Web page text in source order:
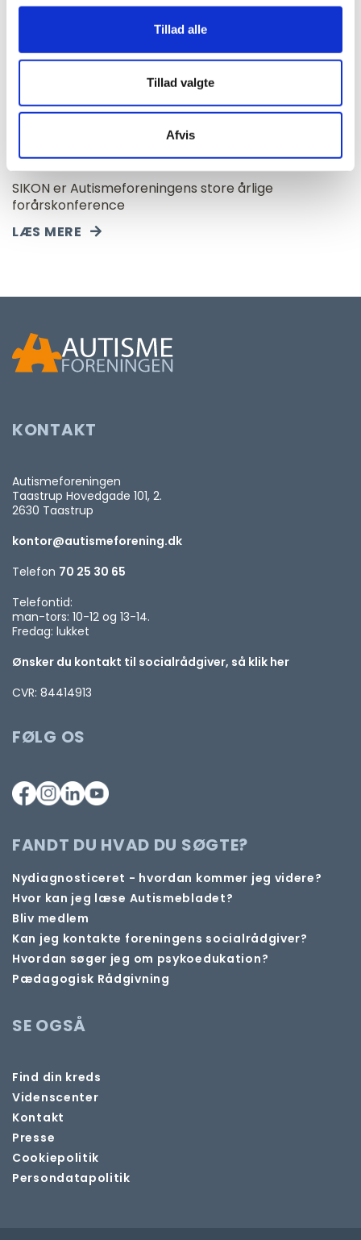
Tillad alle
Tillad valgte
Afvis
SIKON
SIKON er Autismeforeningens store årlige
forårskonference
LÆS MERE
KONTAKT
Autismeforeningen
Taastrup Hovedgade 101, 2.
2630 Taastrup
kontor@autismeforening.dk
Telefon 70 25 30 65
Telefontid:
man-tors: 10-12 og 13-14.
Fredag: lukket
Ønsker du kontakt til socialrådgiver, så klik her
CVR: 84414913
FØLG OS
FANDT DU HVAD DU SØGTE?
Nydiagnosticeret - hvordan kommer jeg videre?
Hvor kan jeg læse Autismebladet?
Bliv medlem
Kan jeg kontakte foreningens socialrådgiver?
Hvordan søger jeg om psykoedukation?
Pædagogisk Rådgivning
SE OGSÅ
Find din kreds
Videnscenter
Kontakt
Presse
Cookiepolitik
Persondatapolitik